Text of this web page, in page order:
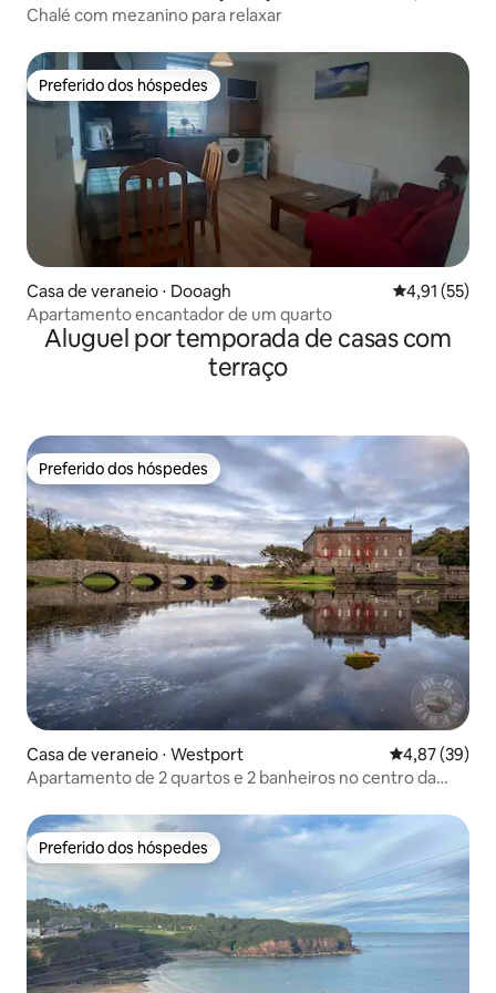
Chalé com mezanino para relaxar
Preferido dos hóspedes
Preferido dos hóspedes
Casa de veraneio ⋅ Dooagh 4,91 de uma
4,91 (55)
Apartamento encantador de um quarto
Aluguel por temporada de casas com
terraço
Preferido dos hóspedes
Preferido dos hóspedes
Casa de veraneio ⋅ Westport 4,87 de uma
4,87 (39)
Apartamento de 2 quartos e 2 banheiros no centro da
Preferido dos hóspedes
Preferido dos hóspedes